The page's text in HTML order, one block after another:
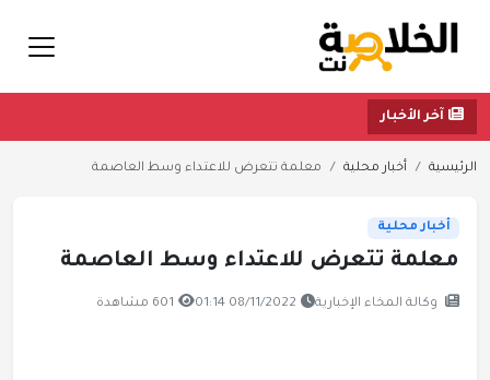
آخر الأخبار
الرئيسية أخبار محلية معلمة تتعرض للاعتداء وسط العاصمة
أخبار محلية
معلمة تتعرض للاعتداء وسط العاصمة
وكالة المخاء الإخبارية 08/11/2022 01:14 601 مشاهدة